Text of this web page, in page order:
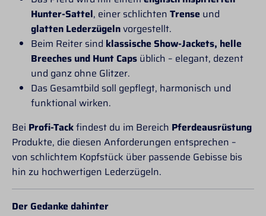
von Lammfell sind u.a.
Temperaturregulierend,
Atmungsaktiv,
Antibakteriell.
Außerdem ist das
Lammfell besonders
geeignet bei
empfindlichen Pferden,
die Probleme mit
Druckstellen, Haarbruch
Materialunverträglichke
iten haben. Die positive
Druckverteilung bei
Lammfell ist auch bei
Sattelgurten nicht zu
Längenangaben sind
Hunter-Sattel, einer schlichten Trense und
glatten Lederzügelnvorgestellt.
Beim Reiter sind klassische Show-Jackets, helle
Breeches und Hunt Caps üblich – elegant, dezent
und ganz ohne Glitzer.
Das Gesamtbild soll gepflegt, harmonisch und
funktional wirken.
Bei Profi-Tackfindest du im Bereich Pferdeausrüstung
Produkte, die diesen Anforderungen entsprechen –
von schlichtem Kopfstück über passende Gebisse bis
hin zu hochwertigen Lederzügeln.
Der Gedanke dahinter